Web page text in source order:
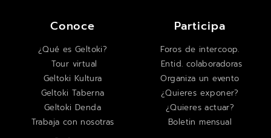
Conoce
¿Qué es Geltoki?
Tour virtual
Geltoki Kultura
Geltoki Taberna
Geltoki Denda
Trabaja con nosotras
Participa
Foros de intercoop.
Entid. colaboradoras
Organiza un evento
¿Quieres exponer?
¿Quieres actuar?
Boletin mensual